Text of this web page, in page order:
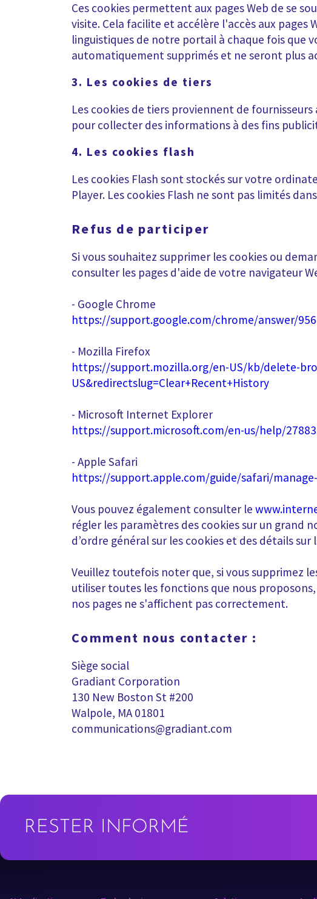
Ces cookies permettent aux pages Web de se
visite. Cela facilite et accélère l'accès aux pages
linguistiques de notre portail à chaque fois que
automatiquement supprimés et ne seront plus
3. Les cookies de tiers
Les cookies de tiers proviennent de
pour collecter des informations à des fins
4. Les cookies flash
Les cookies Flash sont stockés sur votre
Player. Les cookies Flash ne sont pas limités
Refus de participer
Si vous souhaitez supprimer les cookies ou
consulter les pages d'aide de votre navigateur
- Google Chrome
https://support.google.com/chrome/answer/
- Mozilla Firefox
https://support.mozilla.org/en-US/kb/delete-
US&redirectslug=Clear+Recent+History
- Microsoft Internet Explorer
https://support.microsoft.com/en-us/help/
- Apple Safari
https://support.apple.com/guide/safari/
Vous pouvez également consulter le
régler les paramètres des cookies sur un grand
d’ordre général sur les cookies et des détails
Veuillez toutefois noter que, si vous supprimez
utiliser toutes les fonctions que nous
nos pages ne s'affichent pas correctement.
Comment nous contacter :
Siège social
Gradiant Corporation
130 New Boston St #200
Walpole, MA 01801
communications@gradiant.com
RESTER INFORMÉ